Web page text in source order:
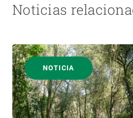
Noticias
NOTICIA